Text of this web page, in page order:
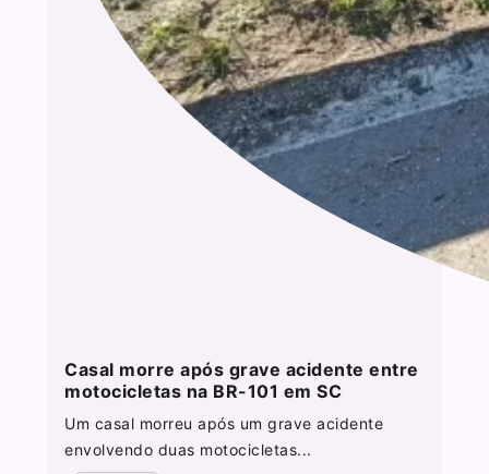
Casal morre após grave acidente entre
motocicletas na BR-101 em SC
Um casal morreu após um grave acidente
envolvendo duas motocicletas...